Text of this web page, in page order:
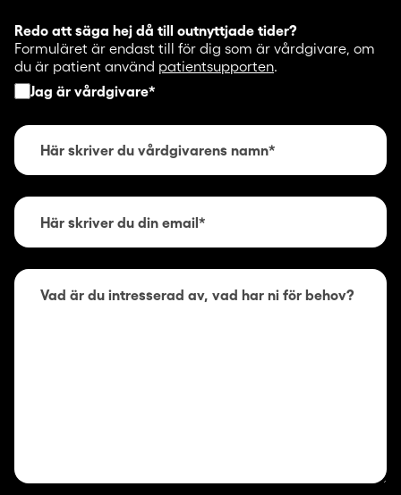
Redo att säga hej då till outnyttjade tider?
Formuläret är endast till för dig som är vårdgivare, om
du är patient använd patientsupporten.
Jag är vårdgivare*